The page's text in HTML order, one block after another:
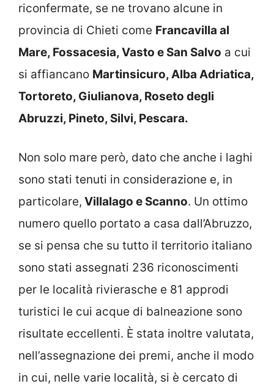
riconfermate, se ne trovano alcune in
provincia di Chieti come Francavilla al
Mare, Fossacesia, Vasto e San Salvo a cui
si affiancano Martinsicuro, Alba Adriatica,
Tortoreto, Giulianova, Roseto degli
Abruzzi, Pineto, Silvi, Pescara.
Non solo mare però, dato che anche i laghi
sono stati tenuti in considerazione e, in
particolare, Villalago e Scanno. Un ottimo
numero quello portato a casa dall’Abruzzo,
se si pensa che su tutto il territorio italiano
sono stati assegnati 236 riconoscimenti
per le località rivierasche e 81 approdi
turistici le cui acque di balneazione sono
risultate eccellenti. È stata inoltre valutata,
nell’assegnazione dei premi, anche il modo
in cui, nelle varie località, si è cercato di